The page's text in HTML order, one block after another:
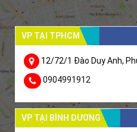
VP TẠI TPHCM
12/72/1 Đào Duy Anh,
0904991912
VP TẠI BÌNH DƯƠNG